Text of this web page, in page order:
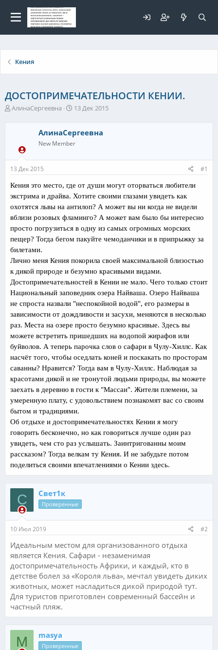
Кения
ДОСТОПРИМЕЧАТЕЛЬНОСТИ КЕНИИ.
А
т
е
м
ы
АлинаСергеевна
Д
т
а
н
ч
л
а
13 Дек 2015
АлинаСергеевна
New Member
13 Дек 2015 #1
Кения это место, где от души могут оторваться любители
экстрима и драйва. Хотите своими глазами увидеть как
охотятся львы на антилоп? А может вы ни когда не видели
вблизи розовых фламинго? А может вам было бы интересно
просто погрузиться в одну из самых огромных морских
пещер? Тогда бегом пакуйте чемоданчики и в припрыжку за
билетами.
Лично меня Кения покорила своей максимальной близостью
к дикой природе и безумно красивыми видами.
Достопримечательностей в Кении не мало. Чего только стоит
Национальный заповедник озера Найваша. Озеро Найваша
не спроста назвали "неспокойной водой", его размеры в
зависимости от дождливости и засухи, меняются в несколько
раз. Места на озере просто безумно красивые. Здесь вы
можете встретить пришедших на водопой жирафов или
буйволов. А теперь парочка слов о сафари в Чулу-Хиллс. Как
насчёт того, чтобы оседлать коней и поскакать по просторам
саванны? Нравится? Тогда вам в Чулу-Хиллс. Наблюдая за
красотами дикой и не тронутой людьми природы, вы можете
заехать в деревню в гости к "Массаи". Жители племени, за
умеренную плату, с удовольствием познакомят вас со своим
бытом и традициями.
Об отдыхе и достопримечательностях Кении я могу
говорить бесконечно, но как говориться лучше один раз
увидеть, чем сто раз услышать. Заинтригованны моим
рассказом? Тогда велкам ту Кения. И не забудьте потом
поделиться своими впечатлениями о Кении здесь.
С Свет1к
Проверенные
10 Июл 2019 #2
Идеальным местом для организованного отдыха
является Кения. Сафари - незаменимая
достопримечательность Африки, и каждый, кто в
детстве болел за «Короля льва», мечтал увидеть диких
животных, может насладиться дикой природой тут.
Для туристов приготовлен современный бассейн и
частный пляж.
M masya
Проверенные
Для любых предложений по
сайту: elaizik@cp9.ru